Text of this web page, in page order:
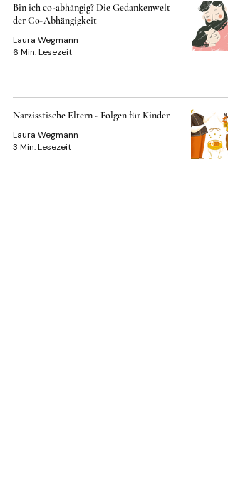
Bin ich co-abhängig? Die Gedankenwelt
der Co-Abhängigkeit
Laura Wegmann
6 Min. Lesezeit
Narzisstische Eltern - Folgen für Kinder
Laura Wegmann
3 Min. Lesezeit